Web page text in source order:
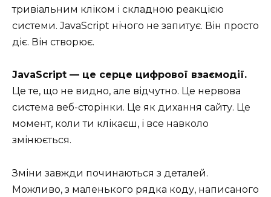
тривіальним кліком і складною реакцією
системи. JavaScript нічого не запитує. Він просто
діє. Він створює.
JavaScript — це серце цифрової взаємодії.
Це те, що не видно, але відчутно. Це нервова
система веб-сторінки. Це як дихання сайту. Це
момент, коли ти клікаєш, і все навколо
змінюється.
Зміни завжди починаються з деталей.
Можливо, з маленького рядка коду, написаного